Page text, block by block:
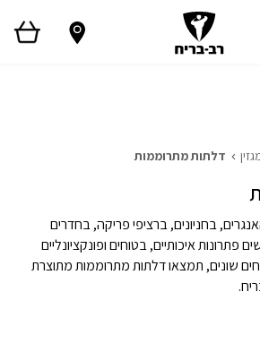
דלתות מתרוממות
בחניונים, ברציפי פריקה, בחדרים
פתרונות איכותיים, בטוחים ופונקציונליים
שונים, תמצאו דלתות מתרוממות מתוצרת